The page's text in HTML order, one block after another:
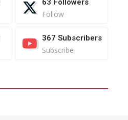
63 Followers
Follow
367 Subscribers
Subscribe